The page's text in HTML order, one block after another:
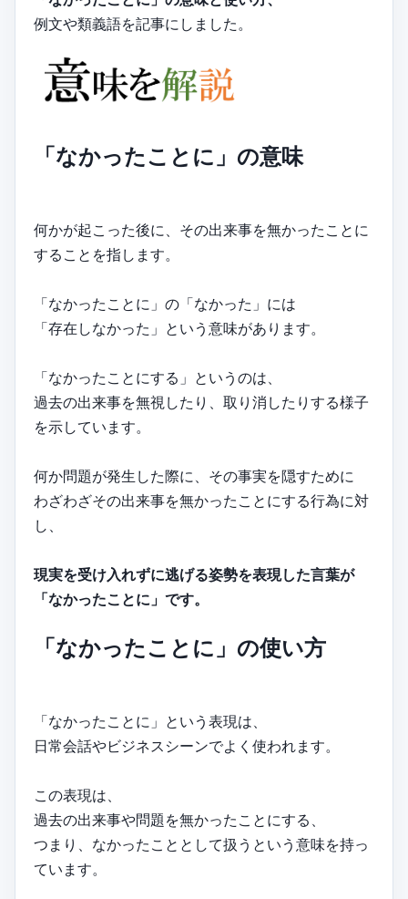
例文や類義語を記事にしました。
「なかったことに」の意味
何かが起こった後に、その出来事を無かったことに
することを指します。
「なかったことに」の「なかった」には
「存在しなかった」という意味があります。
「なかったことにする」というのは、
過去の出来事を無視したり、取り消したりする様子
を示しています。
何か問題が発生した際に、その事実を隠すために
わざわざその出来事を無かったことにする行為に対
し、
現実を受け入れずに逃げる姿勢を表現した言葉が
「なかったことに」です。
「なかったことに」の使い方
「なかったことに」という表現は、
日常会話やビジネスシーンでよく使われます。
この表現は、
過去の出来事や問題を無かったことにする、
つまり、なかったこととして扱うという意味を持っ
ています。